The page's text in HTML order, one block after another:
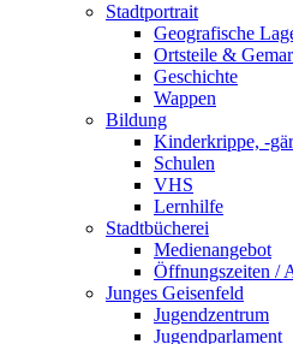
Stadtportrait
Geografische
Ortsteile &
Geschichte
Wappen
Bildung
Kinderkrippe, -
Schulen
VHS
Lernhilfe
Stadtbücherei
Medienangebot
Öffnungszeiten /
Junges Geisenfeld
Jugendzentrum
Jugendparlament